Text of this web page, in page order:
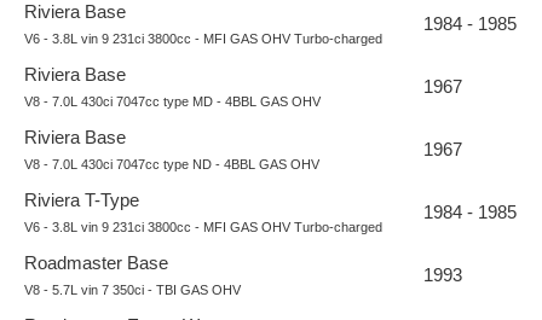
Riviera Base
V6 - 3.8L vin 9 231ci 3800cc - MFI GAS OHV Turbo-charged
1984 - 1985
Riviera Base
V8 - 7.0L 430ci 7047cc type MD - 4BBL GAS OHV
1967
Riviera Base
V8 - 7.0L 430ci 7047cc type ND - 4BBL GAS OHV
1967
Riviera T-Type
V6 - 3.8L vin 9 231ci 3800cc - MFI GAS OHV Turbo-charged
1984 - 1985
Roadmaster Base
V8 - 5.7L vin 7 350ci - TBI GAS OHV
1993